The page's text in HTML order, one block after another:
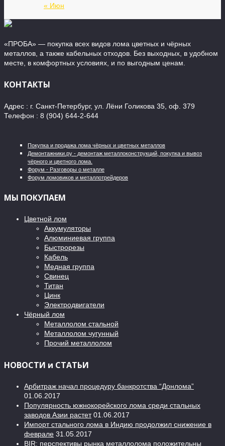
« Июн
«ПРОБА» — покупка всех видов лома цветных и чёрных
металлов, а также кабельных отходов. Без выходных, в удобном
месте, в комфортных условиях, и по выгодным ценам.
КОНТАКТЫ
Адрес : г. Санкт-Петербург, ул. Лёни Голикова 35, оф. 379
Телефон : 8 (904) 644-2-644
Покупка и продажа лома чёрных и цветных металлов
Демонтажники.ру - демонтаж металлоконструкций, покупка и вывоз
чёрного и цветного лома.
Форум - Разговоры о металле
Форум ломовиков и металлотрейдеров
МЫ ПОКУПАЕМ
Цветной лом
Аккумуляторы
Алюминиевая группа
Быстрорезы
Кабель
Медная группа
Свинец
Титан
Цинк
Электродвигатели
Чёрный лом
Металлолом стальной
Металлолом чугунный
Прочий металлолом
НОВОСТИ и СТАТЬИ
Арбитраж начал процедуру банкротства “Донлома”
01.06.2017
Популярность южнокорейского лома среди стальных
заводов Азии растет 01.06.2017
Импорт стального лома в Индию продолжил снижение в
феврале 31.05.2017
BIR: перспективы рынка металлолома положительны